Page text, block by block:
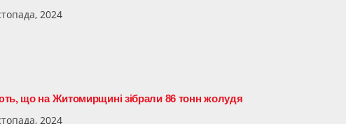
2024
що на Житомирщині зібрали 86 тонн жолудя
2024